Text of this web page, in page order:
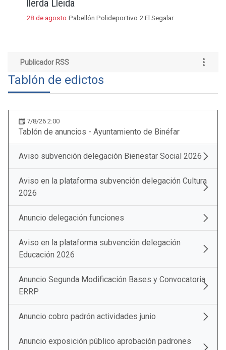
Tablón de anuncios - Ayuntamiento de Binéfar
2026
Anuncio delegación funciones
Aviso en la plataforma subvención delegación
Educación 2026
Anuncio Segunda Modificación Bases y Convocatoria
ERRP
Anuncio cobro padrón actividades junio
Anuncio exposición público aprobación padrones
aguas y basuras primer semestre 2026
Anuncio exposición público aprobación padrones
anuales tasas municipales 2026
Avisos